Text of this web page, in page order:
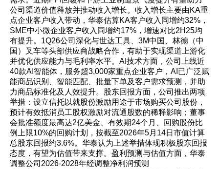
公司渠道价值释放并推动收入增长。收入增长主要由KA重
点企业客户收入带动，华泰估算KA客户收入同增约32%，
SME中小微企业客户收入同增约17%，增速对比2H25均
有提升。1Q26公司深化与世达工具、3M中国、林德（中
国）叉车等头部供应商战略合作，有助于实现渠道上游化
并优化供应能力与毛利率水平。AI技术方面，公司上线近
40款AI智能体，服务超3,000家重点企业客户，AI已广泛赋
能商品识别、智能匹配、批量下单及客户需求预测，并助
力商品标准化及人效提升。股东回报方面，公司推出两项
举措：设立信托以就股份激励用途于市场购买公司股份，
预计有效抵消员工股权激励对流通股数的稀释影响；董事
会批准额度最高达2亿美金、有效期24个月、回购股份比
例上限10%的回购计划，按截至2026年5月14日市值计算
总股东回报约3.6%。华泰认为上述举措体现积极股东回报
态度，有望为估值带来支撑。盈利预测与估值方面，华泰
调整公司2026-2028年经调整净利润预测